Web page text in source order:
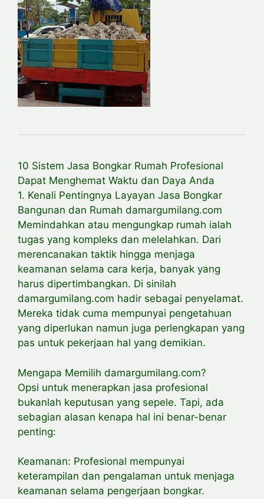
10 Sistem Jasa Bongkar Rumah Profesional
Dapat Menghemat Waktu dan Daya Anda
1. Kenali Pentingnya Layayan Jasa Bongkar
Bangunan dan Rumah damargumilang.com
Memindahkan atau mengungkap rumah ialah
tugas yang kompleks dan melelahkan. Dari
merencanakan taktik hingga menjaga
keamanan selama cara kerja, banyak yang
harus dipertimbangkan. Di sinilah
damargumilang.com hadir sebagai penyelamat.
Mereka tidak cuma mempunyai pengetahuan
yang diperlukan namun juga perlengkapan yang
pas untuk pekerjaan hal yang demikian.
Mengapa Memilih damargumilang.com?
Opsi untuk menerapkan jasa profesional
bukanlah keputusan yang sepele. Tapi, ada
sebagian alasan kenapa hal ini benar-benar
penting:
Keamanan: Profesional mempunyai
keterampilan dan pengalaman untuk menjaga
keamanan selama pengerjaan bongkar.